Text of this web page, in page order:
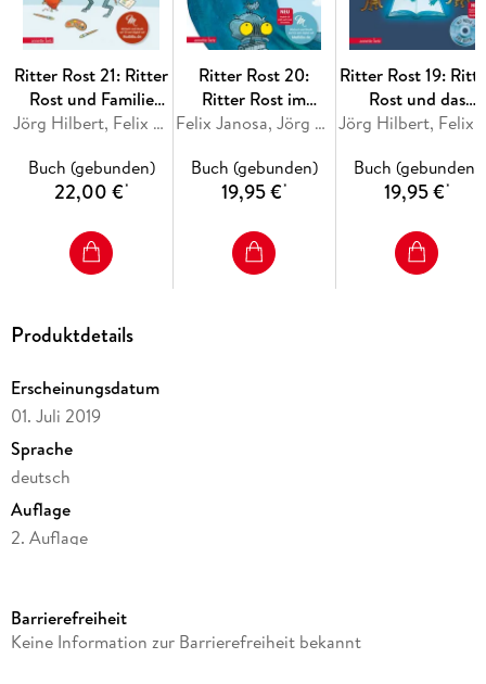
Ritter Rost 21: Ritter
Rost und Familie
Schrottkompott
und zum Streamen,
Bd. 21)
Jörg Hilbert, Felix Janosa
Buch (gebunden)
22,00 €*
Ritter Rost 20:
Ritter Rost im
WWWunderland
und zum Streamen,
Bd. 20)
Felix Janosa, Jörg Hilbert
Buch (gebunden)
19,95 €*
Ritter Rost 19:
Rost und das
magische Buch
und zum
Bd. 19)
Buch (gebunden)
19,95 €*
Produktdetails
Erscheinungsdatum
01. Juli 2019
Sprache
deutsch
Auflage
2. Auflage
Altersempfehlung
Barrierefreiheit
Keine Information zur Barrierefreiheit bekannt